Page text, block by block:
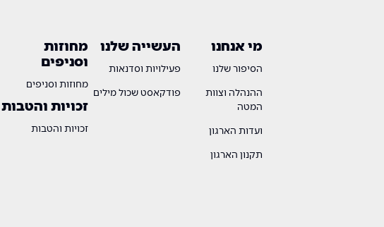
מחוזות
וסניפים
מחוזות וסניפים
זכויות והטבות
זכויות והטבות
העשייה שלנו
פעילויות וסדנאות
פודקאסט שכול מילים
מי אנחנו
הסיפור שלנו
ההנהלה וצוות
המטה
ועדות הארגון
תקנון הארגון